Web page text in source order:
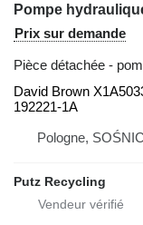
Prix sur demande
Pièce détachée -
David Brown
192221-1A
Pologne,
Putz Recycling